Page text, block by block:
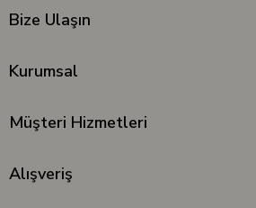
Bize Ulaşın
Kurumsal
Müşteri Hizmetleri
Alışveriş